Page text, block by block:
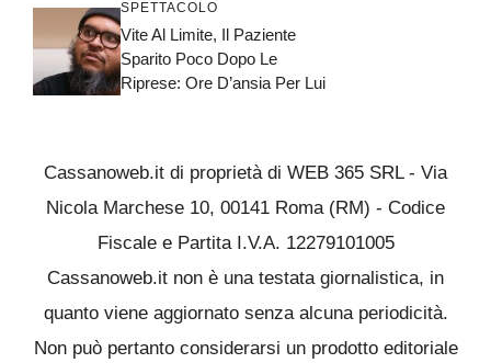
SPETTACOLO
Vite Al Limite, Il Paziente
Sparito Poco Dopo Le
Riprese: Ore D’ansia Per Lui
Cassanoweb.it di proprietà di WEB 365 SRL - Via
Nicola Marchese 10, 00141 Roma (RM) - Codice
Fiscale e Partita I.V.A. 12279101005
Cassanoweb.it non è una testata giornalistica, in
quanto viene aggiornato senza alcuna periodicità.
Non può pertanto considerarsi un prodotto editoriale